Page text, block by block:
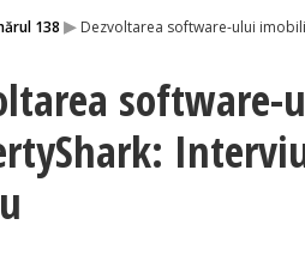
138 ▸ Dezvoltarea software-ului